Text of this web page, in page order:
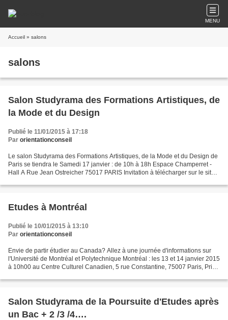
MENU
Accueil » salons
salons
Salon Studyrama des Formations Artistiques, de
la Mode et du Design
Publié le 11/01/2015 à 17:18
Par orientationconseil
Le salon Studyrama des Formations Artistiques, de la Mode et du Design de
Paris se tiendra le Samedi 17 janvier : de 10h à 18h Espace Champerret -
Hall A Rue Jean Ostreicher 75017 PARIS Invitation à télécharger sur le site.
Etudes à Montréal
Publié le 10/01/2015 à 13:10
Par orientationconseil
Envie de partir étudier au Canada? Allez à une journée d'informations sur
l'Université de Montréal et Polytechnique Montréal : les 13 et 14 janvier 2015
à 10h00 au Centre Culturel Canadien, 5 rue Constantine, 75007 Paris, Prix
Salon Studyrama de la Poursuite d'Etudes après
un Bac + 2 /3 /4….